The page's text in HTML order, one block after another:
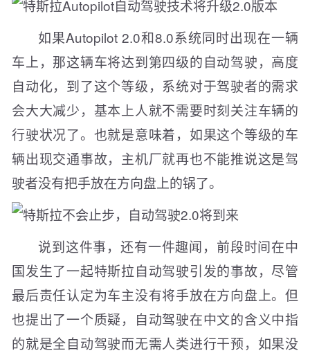
如果Autopilot 2.0和8.0系统同时出现在一辆
车上，那这辆车将达到第四级的自动驾驶，高度
自动化，到了这个等级，系统对于驾驶者的需求
会大大减少，基本上人就不需要时刻关注车辆的
行驶状况了。也就是意味着，如果这个等级的车
辆出现交通事故，主机厂就再也不能推说这是驾
驶者没有把手放在方向盘上的锅了。
说到这件事，还有一件趣闻，前段时间在中
国发生了一起特斯拉自动驾驶引发的事故，尽管
最后责任认定为车主没有将手放在方向盘上。但
也提出了一个质疑，自动驾驶在中文的含义中指
的就是全自动驾驶而无需人类进行干预，如果没